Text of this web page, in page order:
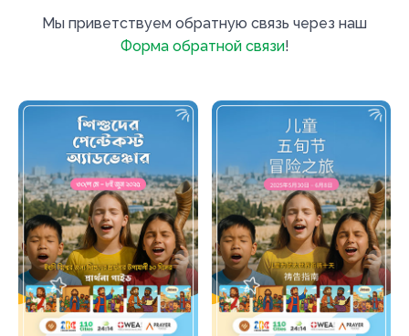
Мы приветствуем обратную связь через наш
Форма обратной связи!